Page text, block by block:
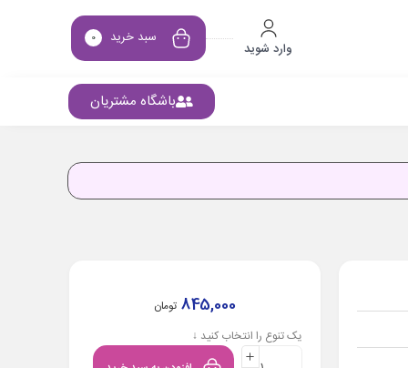
وارد شوید
سبد خرید 0
باشگاه مشتریان
845,000 تومان
یک تنوع را انتخاب کنید ↓